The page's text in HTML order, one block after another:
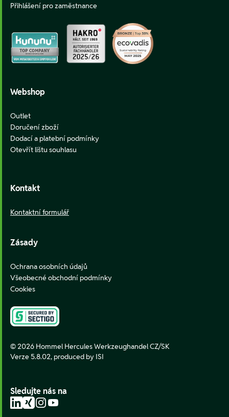
Přihlášení pro zaměstnance
Webshop
Outlet
Doručení zboží
Dodací a platební podmínky
Otevřít lištu souhlasu
Kontakt
Kontaktní formulář
Zásady
Ochrana osobních údajů
Všeobecné obchodní podmínky
Cookies
© 2026 Hommel Hercules Werkzeughandel CZ/SK
Verze 5.8.02, produced by ISI
Sledujte nás na
LinkedIn
XingInstagram
YouTube